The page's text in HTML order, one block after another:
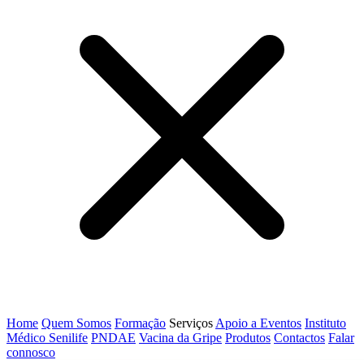
Home Quem Somos Formação Serviços Apoio a Eventos Instituto
Médico Senilife PNDAE Vacina da Gripe Produtos Contactos Falar
connosco